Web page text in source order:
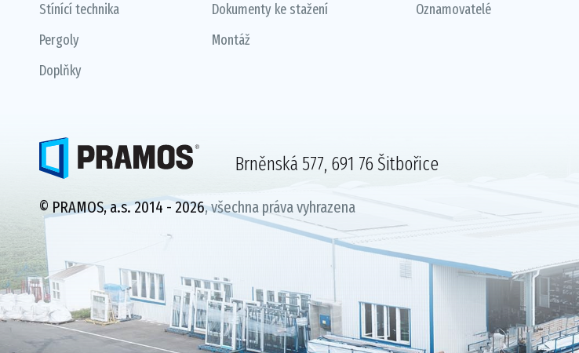
Stínící technika
Pergoly
Doplňky
Dokumenty ke stažení
Montáž
Oznamovatelé
Brněnská 577, 691 76 Šitbořice
© PRAMOS, a.s. 2014 - 2026, všechna práva vyhrazena